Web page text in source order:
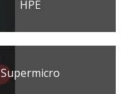
HPE
Supermicro